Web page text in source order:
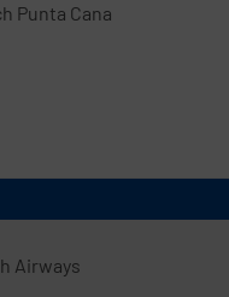
Punta Cana
Airways